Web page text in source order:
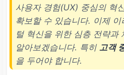
사용자 경험(UX) 중심의 혁
확보할 수 있습니다. 이제
털 혁신을 위한 심층 전략과
알아보겠습니다. 특히 고객
을 두어야 합니다.